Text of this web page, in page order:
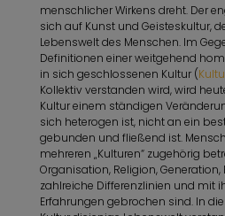
menschlicher Wirkens dreht. Der
sich auf Kunst und Geisteskultur,
Lebenswelt des Menschen. Im
Definitionen einer weitgehend
in sich geschlossenen Kultur (
Kollektiv verstanden wird, wird
Kultur einem ständigen
sich heterogen ist, nicht an ein
gebunden und fließend ist.
mehreren „Kulturen“ zugehörig
Organisation, Religion,
zahlreiche Differenzlinien und mit
Erfahrungen gebrochen sind. In